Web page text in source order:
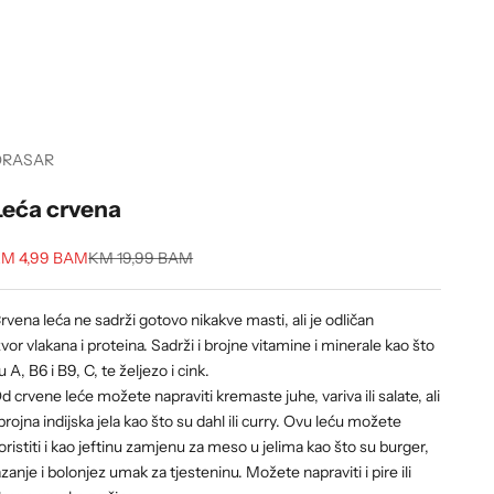
crvena
price
4,99 BAMRegular price
KM 19,99 BAM
leća ne sadrži gotovo nikakve masti, ali je odličan
vlakana i proteina. Sadrži i brojne vitamine i minerale kao što
A, B6 i B9, C, te željezo i cink.
crvene leće možete napraviti kremaste juhe, variva ili salate, ali
indijska jela kao što su dahl ili curry. Ovu leću možete
i kao jeftinu zamjenu za meso u jelima kao što su burger,
i bolonjez umak za tjesteninu. Možete napraviti i pire ili